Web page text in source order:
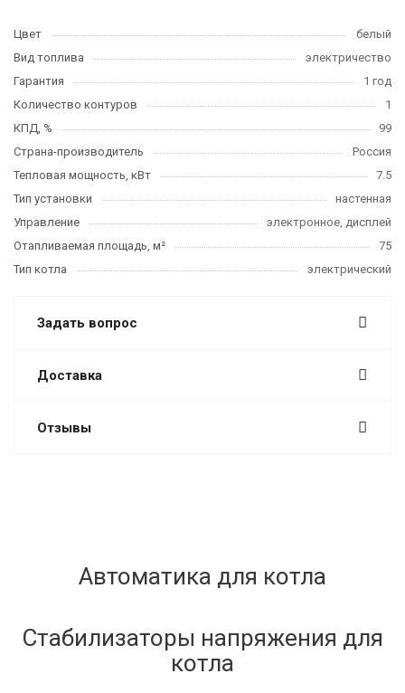
Цвет
белый
Вид топлива
электричество
Гарантия
1 год
Количество контуров
1
КПД, %
99
Страна-производитель
Россия
Тепловая мощность, кВт
7.5
Тип установки
настенная
Управление
электронное, дисплей
Отапливаемая площадь, м²
75
Тип котла
электрический
Задать вопрос
Доставка
Отзывы
Автоматика для котла
Стабилизаторы напряжения для
котла